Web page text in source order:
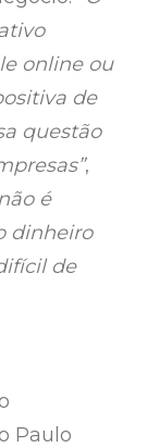
online ou
de
questão
,
é
dinheiro
de
Paulo